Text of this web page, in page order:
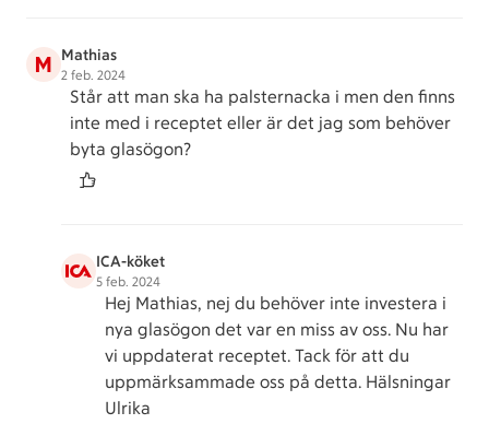
M Mathias
2 feb. 2024
Står att man ska ha palsternacka i men den finns
inte med i receptet eller är det jag som behöver
byta glasögon?
ICA-köket
5 feb. 2024
Hej Mathias, nej du behöver inte investera i
nya glasögon det var en miss av oss. Nu har
vi uppdaterat receptet. Tack för att du
uppmärksammade oss på detta. Hälsningar
Ulrika